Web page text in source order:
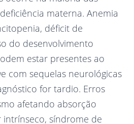
materna. Anemia
déficit de
do desenvolvimento
estar presentes ao
com sequelas neurológicas
for tardio. Erros
afetando absorção
síndrome de